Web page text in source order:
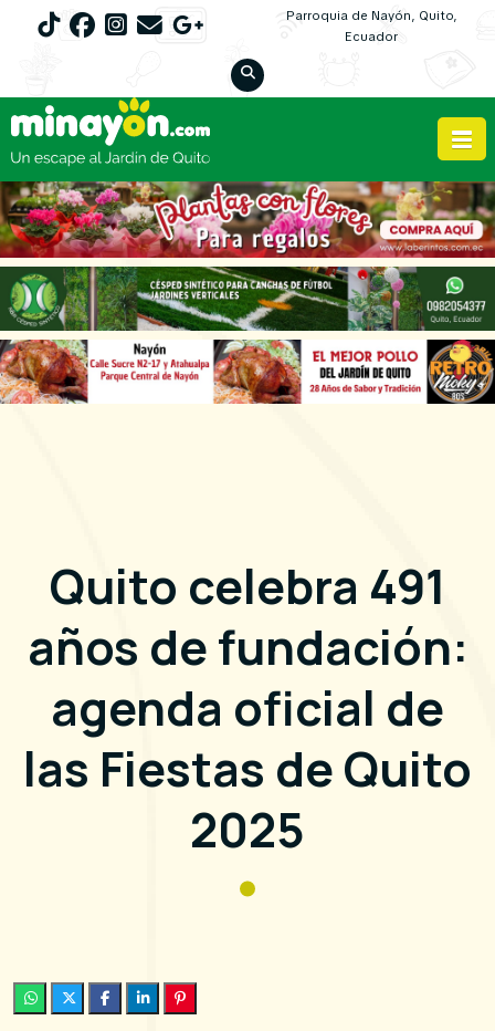
Parroquia de Nayón, Quito,
Ecuador
Quito celebra 491
años de fundación:
agenda oficial de
las Fiestas de Quito
2025